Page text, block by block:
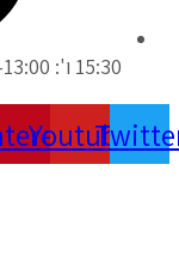
15:30 ו': 09:30-13:00
Youtube